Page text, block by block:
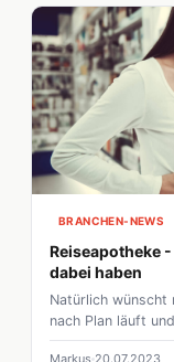
BRANCHEN-NEWS
Reiseapotheke
dabei haben
Natürlich wünscht
nach Plan läuft
doch dass die
Markus 20.07.2023